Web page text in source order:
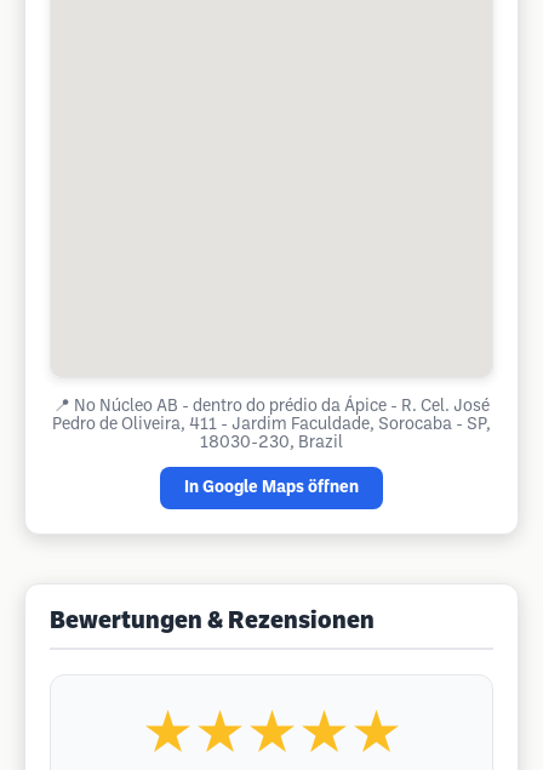
📍 No Núcleo AB - dentro do prédio da Ápice - R. Cel. José
Pedro de Oliveira, 411 - Jardim Faculdade, Sorocaba - SP,
18030-230, Brazil
In Google Maps öffnen
Bewertungen & Rezensionen
★★★★★